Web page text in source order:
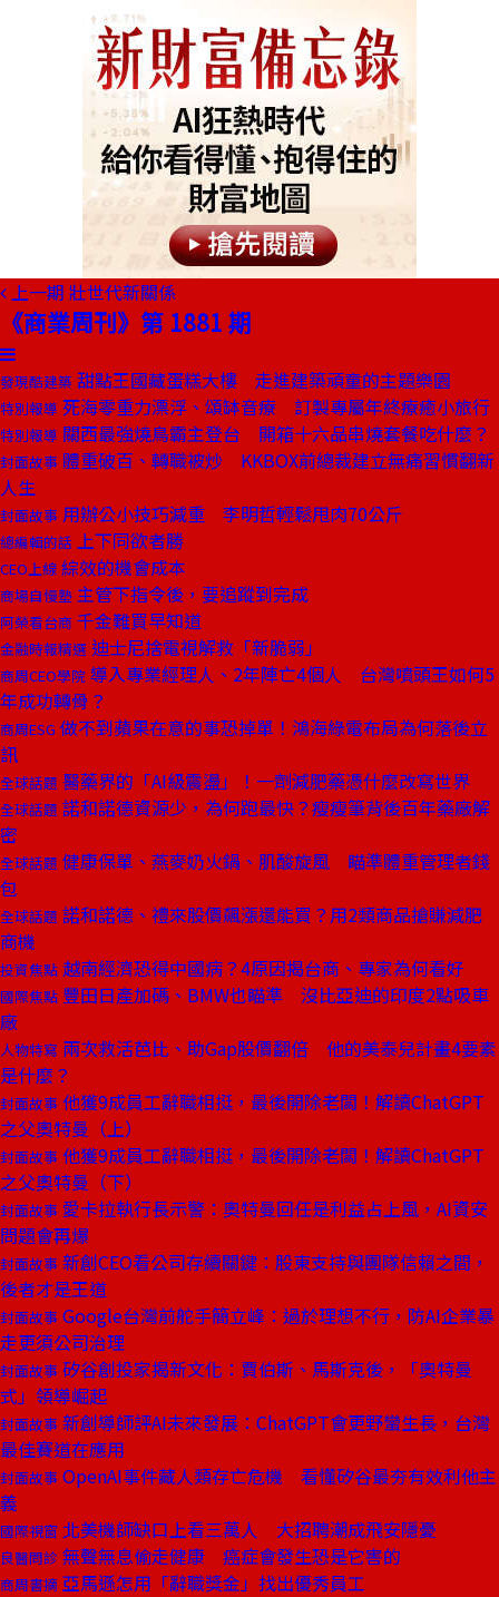
上一期 壯世代新關係
《商業周刊》第 1881 期
發現酷建築 甜點王國藏蛋糕大樓 走進建築頑童的主題樂園
特別報導 死海零重力漂浮、頌缽音療 訂製專屬年終療癒小旅行
特別報導 關西最強燒鳥霸主登台 開箱十六品串燒套餐吃什麼？
封面故事 體重破百、轉職被炒 KKBOX前總裁建立無痛習慣翻新
人生
封面故事 用辦公小技巧減重 李明哲輕鬆甩肉70公斤
總編輯的話 上下同欲者勝
CEO上線 綜效的機會成本
商場自慢塾 主管下指令後，要追蹤到完成
阿榮看台商 千金難買早知道
金融時報精選 迪士尼捨電視解救「新脆弱」
商周CEO學院 導入專業經理人、2年陣亡4個人 台灣噴頭王如何5
年成功轉骨？
商周ESG 做不到蘋果在意的事恐掉單！鴻海綠電布局為何落後立
訊
全球話題 醫藥界的「AI級震盪」！一劑減肥藥憑什麼改寫世界
全球話題 諾和諾德資源少，為何跑最快？瘦瘦筆背後百年藥廠解
密
全球話題 健康保單、燕麥奶火鍋、肌酸旋風 瞄準體重管理者錢
包
全球話題 諾和諾德、禮來股價飆漲還能買？用2類商品搶賺減肥
商機
投資焦點 越南經濟恐得中國病？4原因揭台商、專家為何看好
國際焦點 豐田日產加碼、BMW也瞄準 沒比亞迪的印度2點吸車
廠
人物特寫 兩次救活芭比、助Gap股價翻倍 他的美泰兒計畫4要素
是什麼？
封面故事 他獲9成員工辭職相挺，最後開除老闆！解讀ChatGPT
之父奧特曼（上）
封面故事 他獲9成員工辭職相挺，最後開除老闆！解讀ChatGPT
之父奧特曼（下）
封面故事 愛卡拉執行長示警：奧特曼回任是利益占上風，AI資安
問題會再爆
封面故事 新創CEO看公司存續關鍵：股東支持與團隊信賴之間，
後者才是王道
封面故事 Google台灣前舵手簡立峰：過於理想不行，防AI企業暴
走更須公司治理
封面故事 矽谷創投家揭新文化：賈伯斯、馬斯克後，「奧特曼
式」領導崛起
封面故事 新創導師評AI未來發展：ChatGPT會更野蠻生長，台灣
最佳賽道在應用
封面故事 OpenAI事件藏人類存亡危機 看懂矽谷最夯有效利他主
義
國際視窗 北美機師缺口上看三萬人 大招聘潮成飛安隱憂
良醫問診 無聲無息偷走健康 癌症會發生恐是它害的
商周書摘 亞馬遜怎用「辭職獎金」找出優秀員工